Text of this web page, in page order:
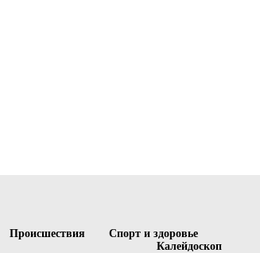
Происшествия
Спорт и здоровье
Калейдоскоп